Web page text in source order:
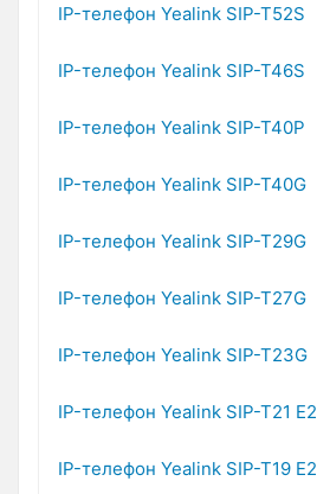
IP-телефон Yealink SIP-T52S
IP-телефон Yealink SIP-T46S
IP-телефон Yealink SIP-T40P
IP-телефон Yealink SIP-T40G
IP-телефон Yealink SIP-T29G
IP-телефон Yealink SIP-T27G
IP-телефон Yealink SIP-T23G
IP-телефон Yealink SIP-T21 E2
IP-телефон Yealink SIP-T19 E2